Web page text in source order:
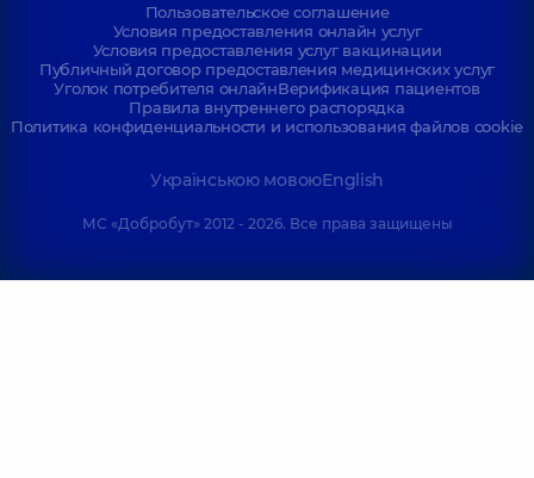
Пользовательское соглашение
Условия предоставления онлайн услуг
Условия предоставления услуг вакцинации
Публичный договор предоставления медицинских услуг
Уголок потребителя онлайнВерификация пациентов
Правила внутреннего распорядка
Политика конфиденциальности и использования файлов cookie
Українською мовоюEnglish
МС «Добробут» 2012 - 2026. Все права защищены